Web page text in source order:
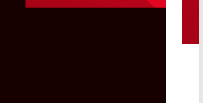
Lasers à Semi-